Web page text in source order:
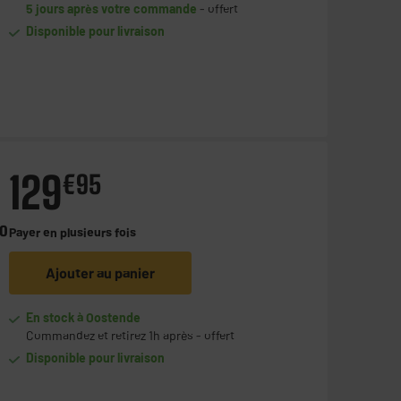
5 jours après votre commande - offert
Disponible pour livraison
129€95
Payer en plusieurs fois
Ajouter au panier
En stock à Oostende
Commandez et retirez 1h après - offert
Disponible pour livraison